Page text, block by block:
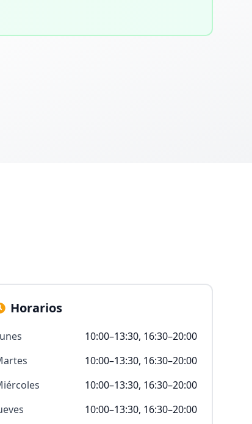
Horarios
10:00–13:30, 16:30–20:00
10:00–13:30, 16:30–20:00
10:00–13:30, 16:30–20:00
10:00–13:30, 16:30–20:00